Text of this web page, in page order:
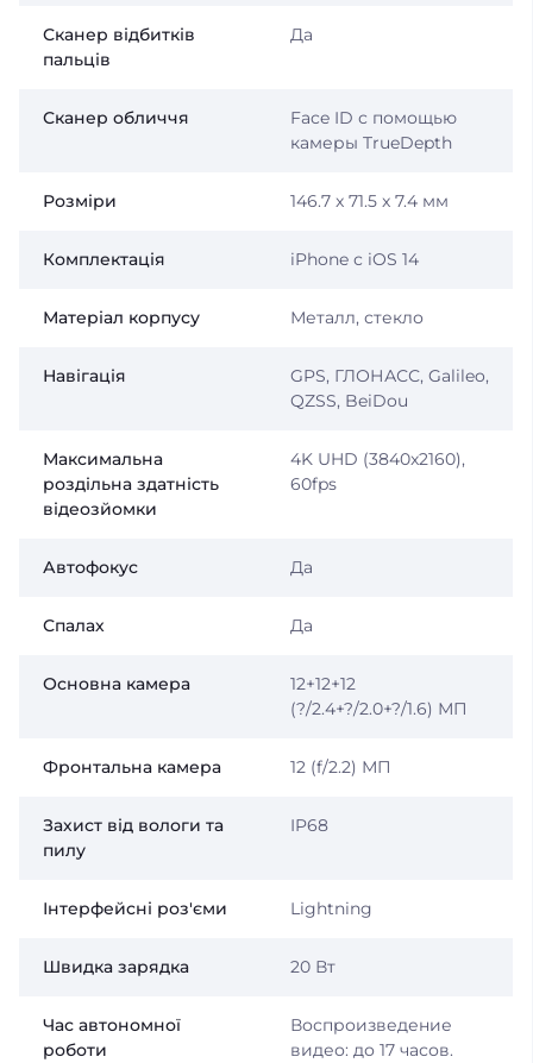
Сканер відбитків
пальців
Да
Сканер обличчя
Face ID с помощью
камеры TrueDepth
Розміри 146.7 x 71.5 x 7.4 мм
Комплектація iPhone с iOS 14
Матеріал корпусу Металл, стекло
Навігація
GPS, ГЛОНАСС, Galileo,
QZSS, BeiDou
Максимальна
роздільна здатність
відеозйомки
4K UHD (3840x2160),
60fps
Автофокус Да
Спалах Да
Основна камера
12+12+12
(?/2.4+?/2.0+?/1.6) МП
Фронтальна камера 12 (f/2.2) МП
Захист від вологи та
пилу
IP68
Інтерфейсні роз'єми Lightning
Швидка зарядка 20 Вт
Час автономної
роботи
Воспроизведение
видео: до 17 часов.